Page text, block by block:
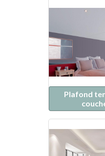
Plafond